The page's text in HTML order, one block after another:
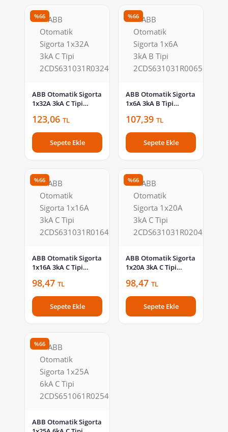
%66
ABB Otomatik Sigorta
1x32A 3kA C Tipi
123,06 TL
Sepete Ekle
%66
ABB Otomatik Sigorta
1x6A 3kA B Tipi
107,39 TL
Sepete Ekle
%66
ABB Otomatik Sigorta
1x16A 3kA C Tipi
98,47 TL
Sepete Ekle
%66
ABB Otomatik Sigorta
1x20A 3kA C Tipi
98,47 TL
Sepete Ekle
%66
ABB Otomatik Sigorta